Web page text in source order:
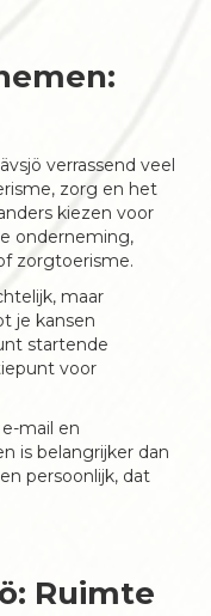
verrassend veel
zorg en het
kiezen voor
onderneming,
zorgtoerisme.
maar
je kansen
startende
voor
mail en
is belangrijker dan
persoonlijk, dat
Ruimte